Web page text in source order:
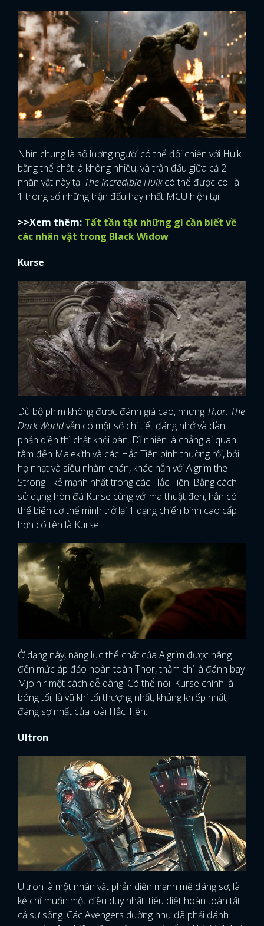
Nhìn chung là số lượng người có thể đối chiến với Hulk
bằng thể chất là không nhiều, và trận đấu giữa cả 2
nhân vật này tại The Incredible Hulkcó thể được coi là
1 trong số những trận đấu hay nhất MCU hiện tại.
>>Xem thêm: Tất tần tật những gì cần biết về
các nhân vật trong Black Widow
Kurse
Dù bộ phim không được đánh giá cao, nhưng Thor: The
Dark Worldvẫn có một số chi tiết đáng nhớ và dàn
phản diện thì chất khỏi bàn. Dĩ nhiên là chẳng ai quan
tâm đến Malekith và các Hắc Tiên bình thường rồi, bởi
họ nhạt và siêu nhàm chán, khác hẳn với Algrim the
Strong - kẻ mạnh nhất trong các Hắc Tiên. Bằng cách
sử dụng hòn đá Kurse cùng với ma thuật đen, hắn có
thể biến cơ thể mình trở lại 1 dạng chiến binh cao cấp
hơn có tên là Kurse.
Ở dạng này, năng lực thể chất của Algrim được nâng
đến mức áp đảo hoàn toàn Thor, thậm chí là đánh bay
Mjolnir một cách dễ dàng. Có thể nói. Kurse chính là
bóng tối, là vũ khí tối thượng nhất, khủng khiếp nhất,
đáng sợ nhất của loài Hắc Tiên.
Ultron
Ultron là một nhân vật phản diện mạnh mẽ đáng sợ, là
kẻ chỉ muốn một điều duy nhất: tiêu diệt hoàn toàn tất
cả sự sống. Các Avengers dường như đã phải đánh